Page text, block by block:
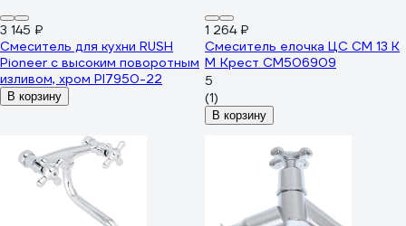
3 145 ₽
Смеситель для кухни RUSH
Pioneer с высоким поворотным
изливом, хром PI7950-22
В корзину
1 264 ₽
Смеситель елочка ЦС СМ 13 К
М_Крест СМ506909
5
(1)
В корзину